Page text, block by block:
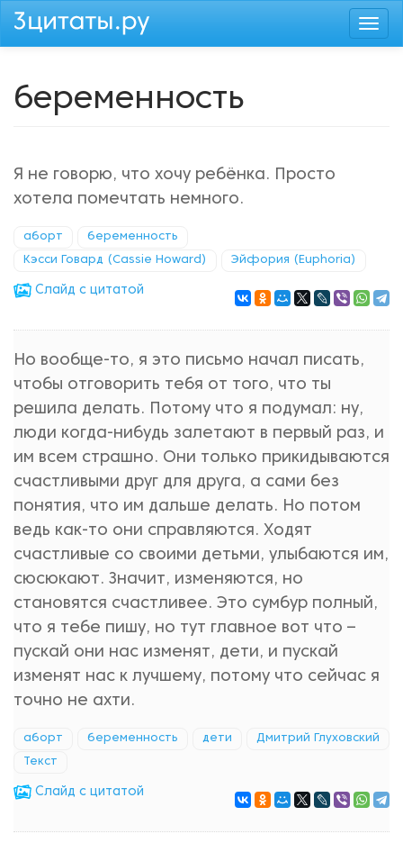
Перейти
беременность
Я не говорю, что хочу ребёнка. Просто
хотела помечтать немного.
аборт беременность
Кэсси Говард (Cassie Howard) Эйфория (Euphoria)
Cлайд с цитатой
Но вообще-то, я это письмо начал писать,
чтобы отговорить тебя от того, что ты
решила делать. Потому что я подумал: ну,
люди когда-нибудь залетают в первый раз, и
им всем страшно. Они только прикидываются
счастливыми друг для друга, а сами без
понятия, что им дальше делать. Но потом
ведь как-то они справляются. Ходят
счастливые со своими детьми, улыбаются им,
сюсюкают. Значит, изменяются, но
становятся счастливее. Это сумбур полный,
что я тебе пишу, но тут главное вот что –
пускай они нас изменят, дети, и пускай
изменят нас к лучшему, потому что сейчас я
точно не ахти.
аборт беременность дети Дмитрий Глуховский
Текст
Cлайд с цитатой